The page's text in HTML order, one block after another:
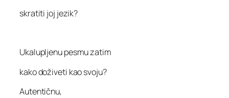
skratiti joj jezik?
Ukalupljenu pesmu zatim
kako doživeti kao svoju?
Autentičnu,